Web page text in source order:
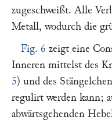
zugeschweißt. Alle
Metall, wodurch die
Fig. 6 zeigt eine
Inneren mittelst des
5) und des
regulirt werden kann;
abwärtsgehenden